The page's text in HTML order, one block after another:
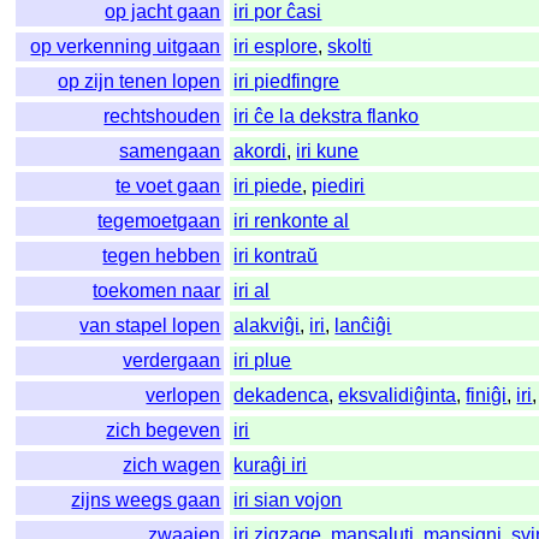
op jacht gaan
iri por ĉasi
op verkenning uitgaan
iri esplore,skolti
op zijn tenen lopen
iri piedfingre
rechtshouden
iri ĉe la dekstra flanko
samengaan
akordi, iri kune
te voet gaan
iri piede, piediri
tegemoetgaan
iri renkonte al
tegen hebben
iri kontraŭ
toekomen naar
iri al
van stapel lopen
alakviĝi, iri, lanĉiĝi
verdergaan
iri plue
verlopen
dekadenca,eksvalidiĝinta,finiĝi, iri
zich begeven
iri
zich wagen
kuraĝi iri
zijns weegs gaan
iri sian vojon